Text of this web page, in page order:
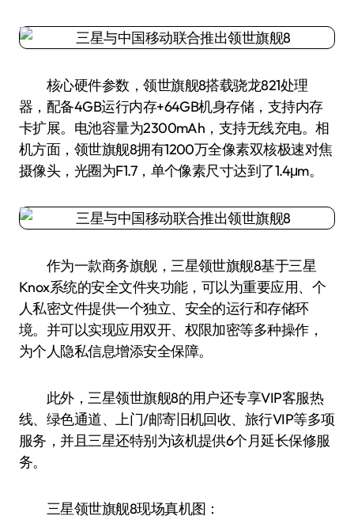
核心硬件参数，领世旗舰8搭载骁龙821处理
器，配备4GB运行内存+64GB机身存储，支持内存
卡扩展。电池容量为2300mAh，支持无线充电。相
机方面，领世旗舰8拥有1200万全像素双核极速对焦
摄像头，光圈为F1.7，单个像素尺寸达到了1.4μm。
作为一款商务旗舰，三星领世旗舰8基于三星
Knox系统的安全文件夹功能，可以为重要应用、个
人私密文件提供一个独立、安全的运行和存储环
境。并可以实现应用双开、权限加密等多种操作，
为个人隐私信息增添安全保障。
此外，三星领世旗舰8的用户还专享VIP客服热
线、绿色通道、上门/邮寄旧机回收、旅行VIP等多项
服务，并且三星还特别为该机提供6个月延长保修服
务。
三星领世旗舰8现场真机图：